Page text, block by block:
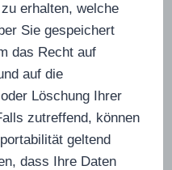
erhalten, welche
Sie gespeichert
das Recht auf
auf die
Löschung Ihrer
zutreffend, können
geltend
dass Ihre Daten